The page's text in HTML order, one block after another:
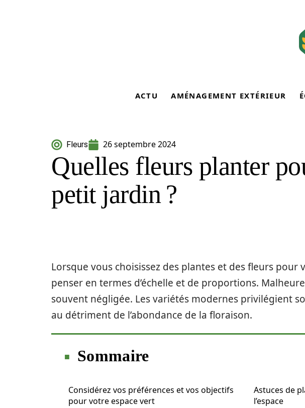
ACTU AMÉNAGEMENT EXTÉRIEUR
Fleurs 26 septembre 2024
Quelles fleurs planter
petit jardin ?
Lorsque vous choisissez des plantes et des fleurs pour
penser en termes d’échelle et de proportions.
souvent négligée. Les variétés modernes privilégient
au détriment de l’abondance de la floraison.
Sommaire
Considérez vos préférences et vos objectifs
pour votre espace vert
Astuces de
l’espace